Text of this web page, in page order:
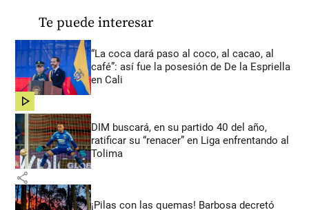
Te puede interesar
“La coca dará paso al coco, al cacao, al
café”: así fue la posesión de De la Espriella
en Cali
share
DIM buscará, en su partido 40 del año,
ratificar su “renacer” en Liga enfrentando al
Tolima
share
¡Pilas con las quemas! Barbosa decretó